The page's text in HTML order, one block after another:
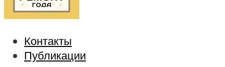
Контакты
Публикации